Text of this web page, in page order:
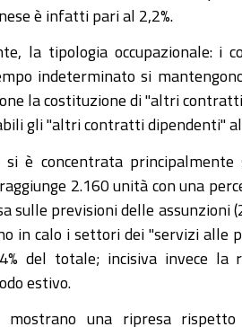
è infatti pari al 2,2%.
la tipologia occupazionale: i
indeterminato si
la costituzione di "altri
gli "altri contratti dipendenti" al
è concentrata principalmente
2.160 unità con una
sulle previsioni delle assunzioni
in calo i settori dei "servizi alle
del totale; incisiva invece la
estivo.
una ripresa rispetto